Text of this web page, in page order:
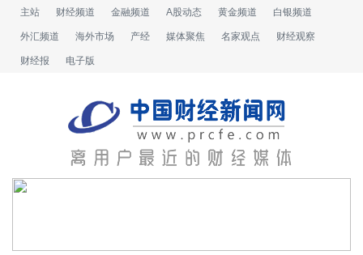
主站 财经频道 金融频道 A股动态 黄金频道 白银频道
外汇频道 海外市场 产经 媒体聚焦 名家观点 财经观察
财经报 电子版